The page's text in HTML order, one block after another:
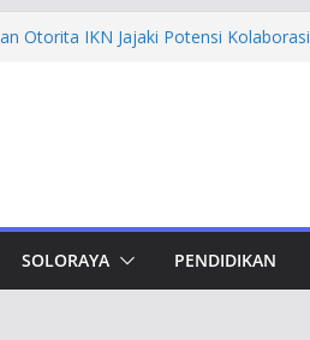
Otorita IKN Jajaki Potensi Kolaborasi
Muktamar Tapak Suci, Ahmad Luthfi
Jadi Penguat Persatuan Bangsa
Award, Ahmad Luthfi Dinilai
untuk Jateng
Taj Yasin Minta Optimalkan
SOLORAYA PENDIDIKAN